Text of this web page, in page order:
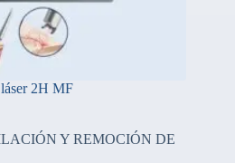
2H MF
Y REMOCIÓN DE